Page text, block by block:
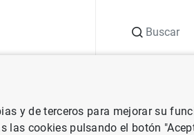
de prensa del Banco Central Europeo
y de terceros para mejorar su
las cookies pulsando el botón